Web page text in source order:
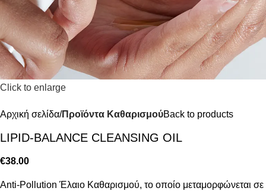
Click to enlarge
Αρχική σελίδα Προϊόντα ΚαθαρισμούBack to products
LIPID-BALANCE CLEANSING OIL
€38.00
Anti-Pollution Έλαιο Καθαρισμού, το οποίο μεταμορφώνεται σε